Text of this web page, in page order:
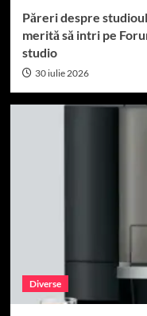
Păreri despre
merită să intri pe
studio
30 iulie 2026
Diverse